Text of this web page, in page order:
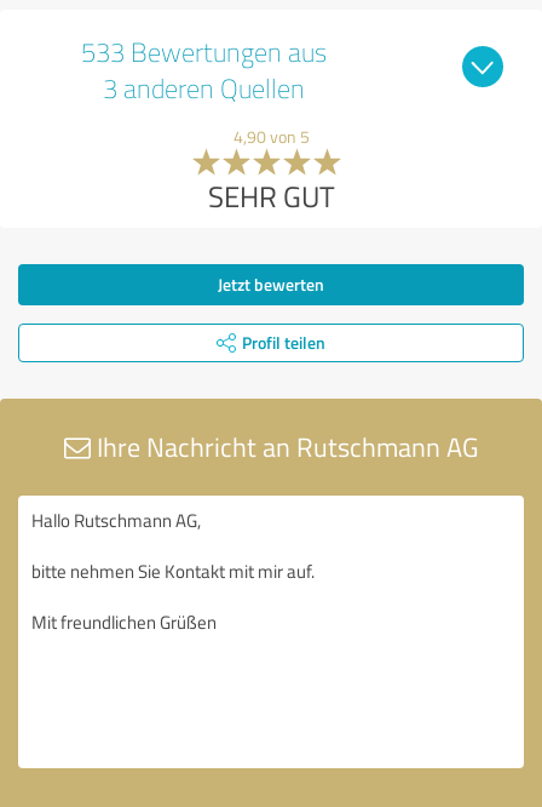
533 Bewertungen aus
3 anderen Quellen
4,90 von 5
SEHR GUT
Jetzt bewerten
Profil teilen
Ihre Nachricht an Rutschmann AG